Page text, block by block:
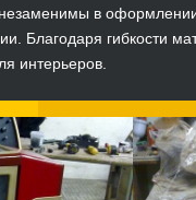
в
Благодаря гибкости
интерьеров.